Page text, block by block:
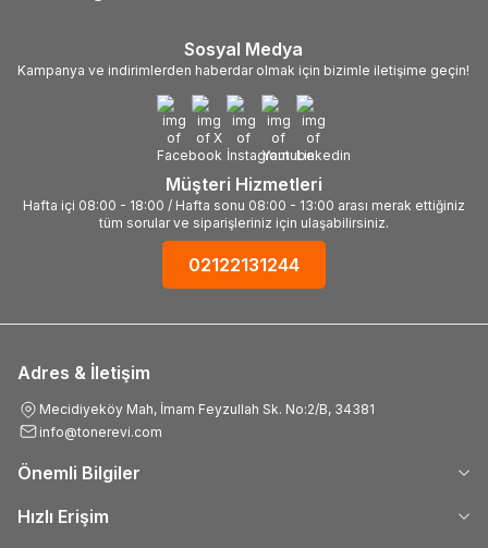
Sosyal Medya
Kampanya ve indirimlerden haberdar olmak için bizimle iletişime geçin!
Müşteri Hizmetleri
Hafta içi 08:00 - 18:00 / Hafta sonu 08:00 - 13:00 arası merak ettiğiniz
tüm sorular ve siparişleriniz için ulaşabilirsiniz.
02122131244
Adres & İletişim
Mecidiyeköy Mah, İmam Feyzullah Sk. No:2/B, 34381
info@tonerevi.com
Önemli Bilgiler
Hızlı Erişim